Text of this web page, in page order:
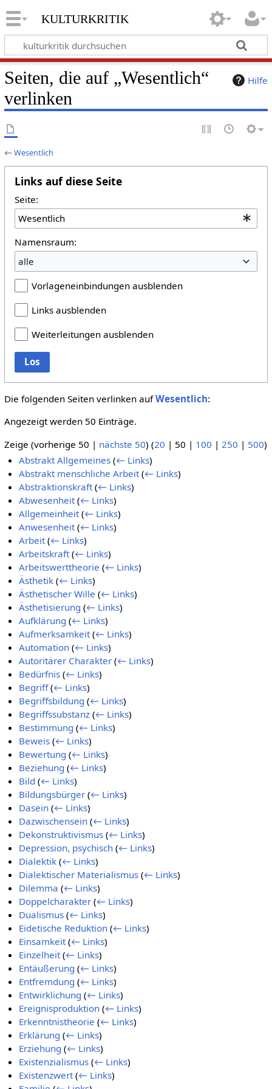
kulturkritik
Hilfe
Seiten, die auf „Wesentlich“
verlinken
←Wesentlich
Links auf diese Seite
Seite:
Namensraum:
alle
Vorlageneinbindungen ausblenden
Links ausblenden
Weiterleitungen ausblenden
Los
Die folgenden Seiten verlinken aufWesentlich:
Angezeigt werden 50 Einträge.
Zeige (vorherige 50 | nächste 50) (20 | 50 | 100 | 250 | 500)
Abstrakt Allgemeines (← Links)
Abstrakt menschliche Arbeit (← Links)
Abstraktionskraft (← Links)
Abwesenheit (← Links)
Allgemeinheit (← Links)
Anwesenheit (← Links)
Arbeit (← Links)
Arbeitskraft (← Links)
Arbeitswerttheorie (← Links)
Ästhetik (← Links)
Ästhetischer Wille (← Links)
Ästhetisierung (← Links)
Aufklärung (← Links)
Aufmerksamkeit (← Links)
Automation (← Links)
Autoritärer Charakter (← Links)
Bedürfnis (← Links)
Begriff (← Links)
Begriffsbildung (← Links)
Begriffssubstanz (← Links)
Bestimmung (← Links)
Beweis (← Links)
Bewertung (← Links)
Beziehung (← Links)
Bild (← Links)
Bildungsbürger (← Links)
Dasein (← Links)
Dazwischensein (← Links)
Dekonstruktivismus (← Links)
Depression, psychisch (← Links)
Dialektik (← Links)
Dialektischer Materialismus (← Links)
Dilemma (← Links)
Doppelcharakter (← Links)
Dualismus (← Links)
Eidetische Reduktion (← Links)
Einsamkeit (← Links)
Einzelheit (← Links)
Entäußerung (← Links)
Entfremdung (← Links)
Entwirklichung (← Links)
Ereignisproduktion (← Links)
Erkenntnistheorie (← Links)
Erklärung (← Links)
Erziehung (← Links)
Existenzialismus (← Links)
Existenzwert (← Links)